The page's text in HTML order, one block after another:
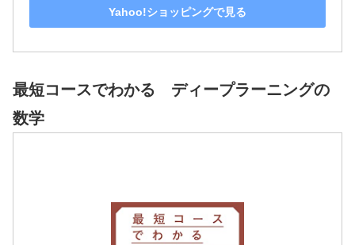
Yahoo!ショッピングで見る
最短コースでわかる ディープラーニングの
数学